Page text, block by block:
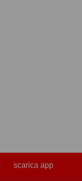
scarica app